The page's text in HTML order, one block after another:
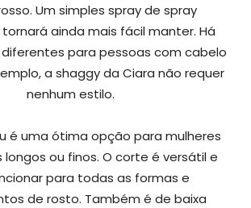
Um simples spray de spray
ainda mais fácil manter. Há
para pessoas com cabelo
a shaggy da Ciara não requer
nenhum estilo.
é uma ótima opção para mulheres
ou finos. O corte é versátil e
para todas as formas e
de rosto. Também é de baixa